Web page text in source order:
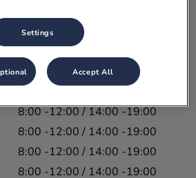
29000 Quimper
8:00 -12:00 / 14:00 -19:00
8:00 -12:00 / 14:00 -19:00
8:00 -12:00 / 14:00 -19:00
8:00 -12:00 / 14:00 -19:00
Settings
Accept All